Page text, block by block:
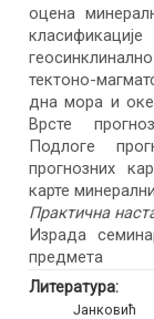
оцена
тектоно-
дна мора и
Врсте
Подлоге
прогнозних
карте
Практична
Израда
предмета
Литература: